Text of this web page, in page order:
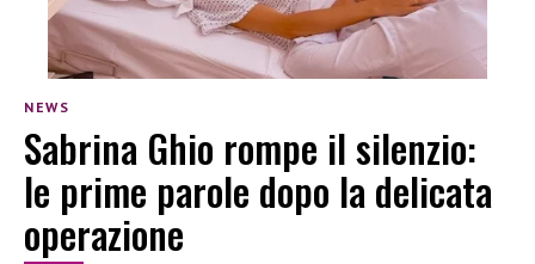
NEWS
Sabrina Ghio rompe il silenzio:
le prime parole dopo la delicata
operazione